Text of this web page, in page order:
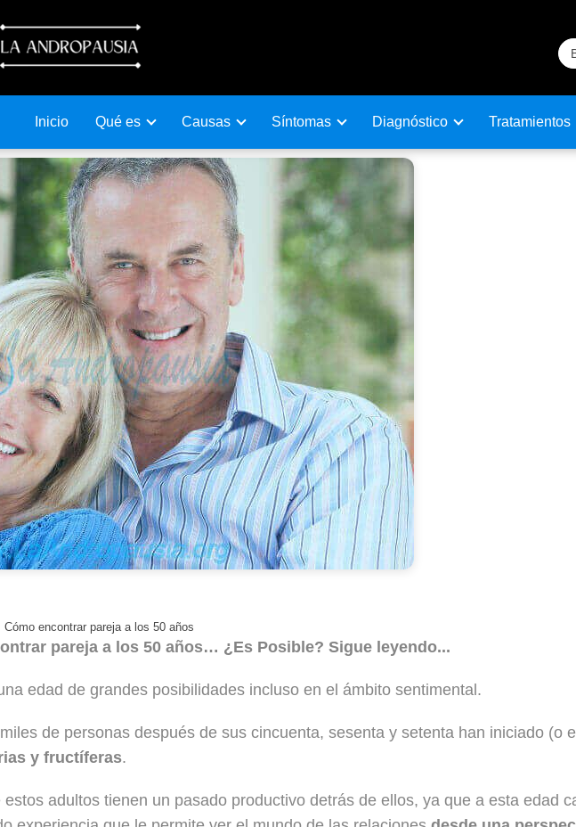
Inicio Qué es Causas Sí­ntomas Diagnóstico Tratamientos
Cómo encontrar pareja a los 50 años
pareja a los 50 años… ¿Es Posible? Sigue leyendo...
edad de grandes posibilidades incluso en el ámbito sentimental.
de personas después de sus cincuenta, sesenta y setenta han iniciado (o
y fructíferas.
estos adultos tienen un pasado productivo detrás de ellos, ya que a esta edad